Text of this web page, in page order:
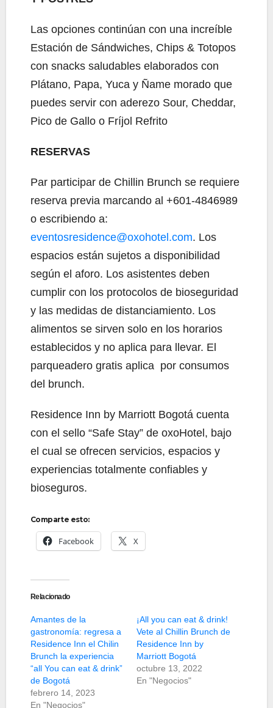
Las opciones continúan con una increíble
Estación de Sándwiches, Chips & Totopos
con snacks saludables elaborados con
Plátano, Papa, Yuca y Ñame morado que
puedes servir con aderezo Sour, Cheddar,
Pico de Gallo o Fríjol Refrito
RESERVAS
Par participar de Chillin Brunch se requiere
reserva previa marcando al +601-4846989
o escribiendo a:
eventosresidence@oxohotel.com. Los
espacios están sujetos a disponibilidad
según el aforo. Los asistentes deben
cumplir con los protocolos de bioseguridad
y las medidas de distanciamiento. Los
alimentos se sirven solo en los horarios
establecidos y no aplica para llevar. El
parqueadero gratis aplica por consumos
del brunch.
Residence Inn by Marriott Bogotá cuenta
con el sello “Safe Stay” de oxoHotel, bajo
el cual se ofrecen servicios, espacios y
experiencias totalmente confiables y
bioseguros.
Comparte esto:
Facebook X
Relacionado
Amantes de la
gastronomía: regresa a
Residence Inn el Chilin
Brunch la experiencia
“all You can eat & drink”
de Bogotá
febrero 14, 2023
En "Negocios"
¡All you can eat & drink!
Vete al Chillin Brunch de
Residence Inn by
Marriott Bogotá
octubre 13, 2022
En "Negocios"